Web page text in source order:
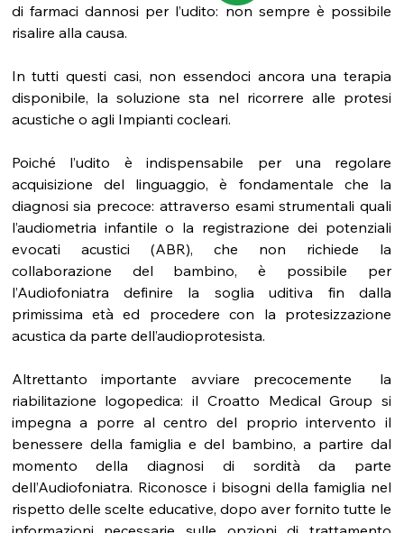
di farmaci dannosi per l’udito: non sempre è possibile
risalire alla causa.
In tutti questi casi, non essendoci ancora una terapia
disponibile, la soluzione sta nel ricorrere alle protesi
acustiche o agli Impianti cocleari.
Poiché l’udito è indispensabile per una regolare
acquisizione del linguaggio, è fondamentale che la
diagnosi sia precoce: attraverso esami strumentali quali
l’audiometria infantile o la registrazione dei potenziali
evocati acustici (ABR), che non richiede la
collaborazione del bambino, è possibile per
l’Audiofoniatra definire la soglia uditiva fin dalla
primissima età ed procedere con la protesizzazione
acustica da parte dell’audioprotesista.
Altrettanto importante avviare precocemente  la
riabilitazione logopedica: il Croatto Medical Group si
impegna a porre al centro del proprio intervento il
benessere della famiglia e del bambino, a partire dal
momento della diagnosi di sordità da parte
dell’Audiofoniatra. Riconosce i bisogni della famiglia nel
rispetto delle scelte educative, dopo aver fornito tutte le